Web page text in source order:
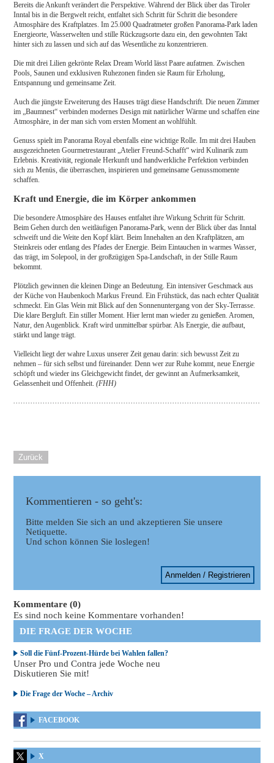
Bereits die Ankunft verändert die Perspektive. Während der Blick über das Tiroler
Inntal bis in die Bergwelt reicht, entfaltet sich Schritt für Schritt die besondere
Atmosphäre des Kraftplatzes. Im 25.000 Quadratmeter großen Panorama-Park laden
Energieorte, Wasserwelten und stille Rückzugsorte dazu ein, den gewohnten Takt
hinter sich zu lassen und sich auf das Wesentliche zu konzentrieren.
Die mit drei Lilien gekrönte Relax Dream World lässt Paare aufatmen. Zwischen
Pools, Saunen und exklusiven Ruhezonen finden sie Raum für Erholung,
Entspannung und gemeinsame Zeit.
Auch die jüngste Erweiterung des Hauses trägt diese Handschrift. Die neuen Zimmer
im „Baumnest“ verbinden modernes Design mit natürlicher Wärme und schaffen eine
Atmosphäre, in der man sich vom ersten Moment an wohlfühlt.
Genuss spielt im Panorama Royal ebenfalls eine wichtige Rolle. Im mit drei Hauben
ausgezeichneten Gourmetrestaurant „Atelier Freund-Schafft“ wird Kulinarik zum
Erlebnis. Kreativität, regionale Herkunft und handwerkliche Perfektion verbinden
sich zu Menüs, die überraschen, inspirieren und gemeinsame Genussmomente
schaffen.
Kraft und Energie, die im Körper ankommen
Die besondere Atmosphäre des Hauses entfaltet ihre Wirkung Schritt für Schritt.
Beim Gehen durch den weitläufigen Panorama-Park, wenn der Blick über das Inntal
schweift und die Weite den Kopf klärt. Beim Innehalten an den Kraftplätzen, am
Steinkreis oder entlang des Pfades der Energie. Beim Eintauchen in warmes Wasser,
das trägt, im Solepool, in der großzügigen Spa-Landschaft, in der Stille Raum
bekommt.
Plötzlich gewinnen die kleinen Dinge an Bedeutung. Ein intensiver Geschmack aus
der Küche von Haubenkoch Markus Freund. Ein Frühstück, das nach echter Qualität
schmeckt. Ein Glas Wein mit Blick auf den Sonnenuntergang von der Sky-Terrasse.
Die klare Bergluft. Ein stiller Moment. Hier lernt man wieder zu genießen. Aromen,
Natur, den Augenblick. Kraft wird unmittelbar spürbar. Als Energie, die aufbaut,
stärkt und lange trägt.
Vielleicht liegt der wahre Luxus unserer Zeit genau darin: sich bewusst Zeit zu
nehmen – für sich selbst und füreinander. Denn wer zur Ruhe kommt, neue Energie
schöpft und wieder ins Gleichgewicht findet, der gewinnt an Aufmerksamkeit,
Gelassenheit und Offenheit. (FHH)
Zurück
Kommentieren - so geht's:
Bitte melden Sie sich an und akzeptieren Sie unsere
Netiquette.
Und schon können Sie loslegen!
Anmelden / Registrieren
Kommentare (0)
Es sind noch keine Kommentare vorhanden!
DIE FRAGE DER WOCHE
Soll die Fünf-Prozent-Hürde bei Wahlen fallen?
Unser Pro und Contra jede Woche neu
Diskutieren Sie mit!
Die Frage der Woche – Archiv
FACEBOOK
X